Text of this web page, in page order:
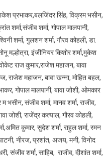
प्रभाकर,बलजिंदर सिंह, विक्रम भसीन,
शर्मा,संजीव शर्मा, गोपाल मालपानी,
शर्मा, गुलशन शर्मा, गौरव कोहली, डा.
मल्होत्रा, इंजीनियर किशोर शर्मा,मुकेश
राज कुमार,राजेश महाजन, बावा
राजेश महाजन, बावा खन्ना, मोहित बहल,
गोपाल मालपानी, बावा जोशी, ओमकार
भसीन, संजीव शर्मा, मानव शर्मा, राजीव,
जोशी, राजेंद्र कत्याल, गौरव कोहली,
कुमार, सुदेश शर्मा, राहुल शर्मा, रमन
नीरज, प्रशांत, अजय, मनी, विनोद
संजीव शर्मा, साहिब, राजीव, दीशांत शर्मा,